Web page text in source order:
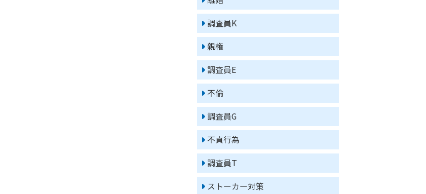
調査員K
親権
調査員E
不倫
調査員G
不貞行為
調査員T
ストーカー対策